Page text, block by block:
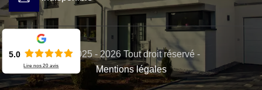
© 2025 - 2026 Tout droit réservé -
Mentions légales
5.0
Lire nos20 avis